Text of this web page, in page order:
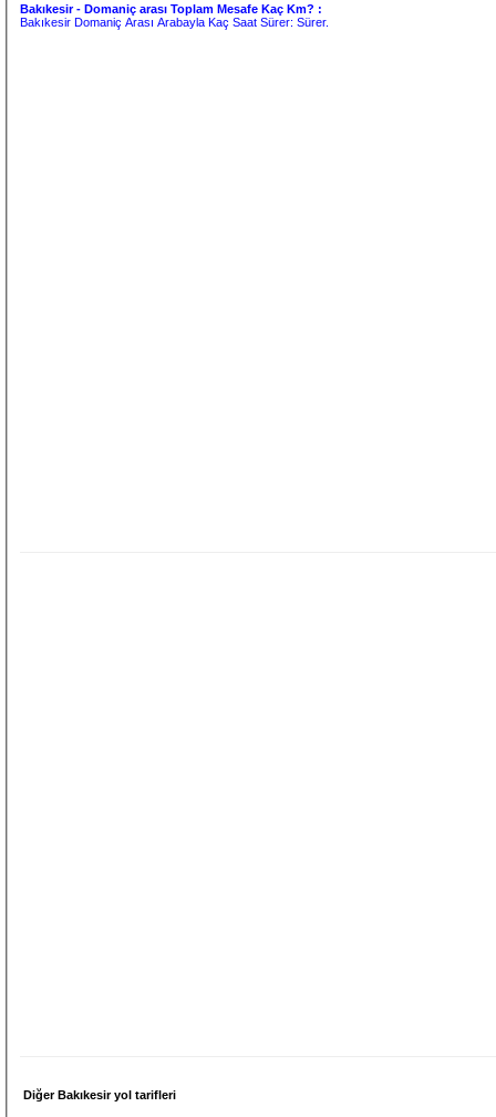
Bakıkesir - Domaniç arası Toplam Mesafe Kaç Km? :
Bakıkesir Domaniç Arası Arabayla Kaç Saat Sürer:Sürer.
Diğer Bakıkesir yol tarifleri